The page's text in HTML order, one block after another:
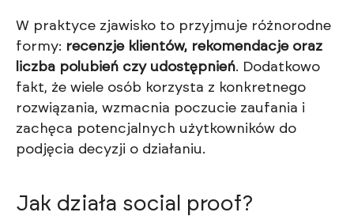
W praktyce zjawisko to przyjmuje różnorodne
formy: recenzje klientów, rekomendacje oraz
liczba polubień czy udostępnień. Dodatkowo
fakt, że wiele osób korzysta z konkretnego
rozwiązania, wzmacnia poczucie zaufania i
zachęca potencjalnych użytkowników do
podjęcia decyzji o działaniu.
Jak działa social proof?